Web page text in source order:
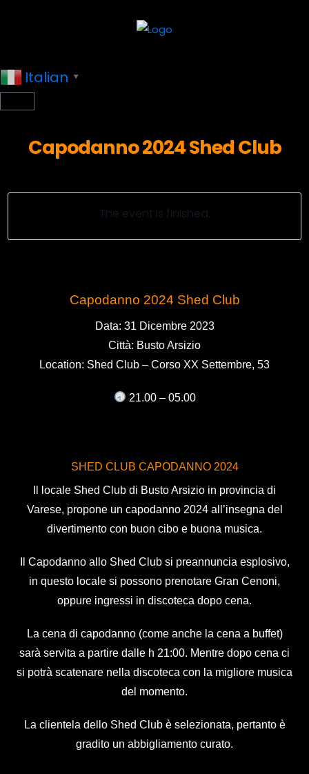
Italian ▼
Capodanno 2024 Shed Club
The event is finished.
Capodanno 2024 Shed Club
Data: 31 Dicembre 2023
Città: Busto Arsizio
Location: Shed Club – Corso XX Settembre, 53
21.00 – 05.00
SHED CLUB CAPODANNO 2024
Il locale Shed Club di Busto Arsizio in provincia di
Varese, propone un capodanno 2024 all’insegna del
divertimento con buon cibo e buona musica.
Il Capodanno allo Shed Club si preannuncia esplosivo,
in questo locale si possono prenotare Gran Cenoni,
oppure ingressi in discoteca dopo cena.
La cena di capodanno (come anche la cena a buffet)
sarà servita a partire dalle h 21:00. Mentre dopo cena ci
si potrà scatenare nella discoteca con la migliore musica
del momento.
La clientela dello Shed Club è selezionata, pertanto è
gradito un abbigliamento curato.